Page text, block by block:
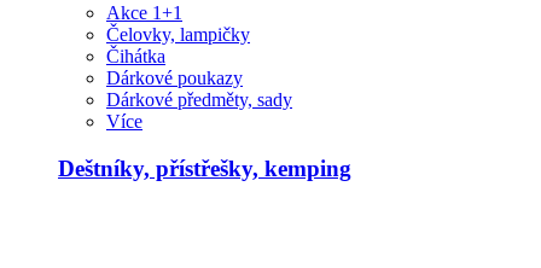
Akce 1+1
Čelovky, lampičky
Čihátka
Dárkové poukazy
Dárkové předměty, sady
Více
Deštníky, přístřešky, kemping